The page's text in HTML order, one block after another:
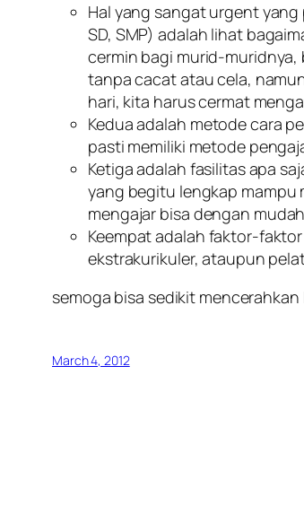
Hal yang sangat urgent
SD, SMP) adalah lihat
cermin bagi murid-muridnya,
tanpa cacat atau cela,
hari, kita harus cermat
Kedua adalah metode cara
pasti memiliki metode
Ketiga adalah fasilitas apa
yang begitu lengkap mampu
mengajar bisa dengan
Keempat adalah faktor-
ekstrakurikuler, ataupun
semoga bisa sedikit
March 4, 2012